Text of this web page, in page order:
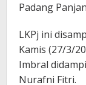
Padang
LKPj ini
Kamis (27/3/
Imbral
Nurafni Fitri.